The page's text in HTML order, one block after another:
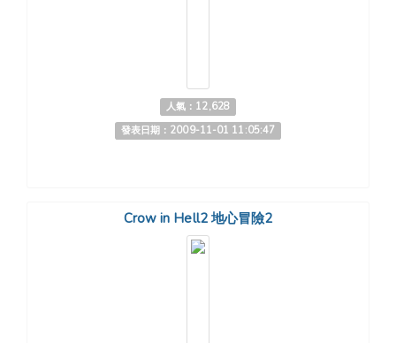
人氣：12,628
發表日期：2009-11-01 11:05:47
Crow in Hell2 地心冒險2